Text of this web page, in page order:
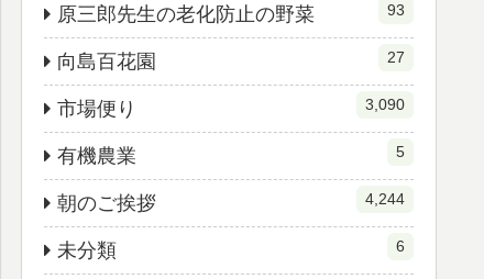
原三郎先生の老化防止の野菜 93
向島百花園 27
市場便り 3,090
有機農業 5
朝のご挨拶 4,244
未分類 6